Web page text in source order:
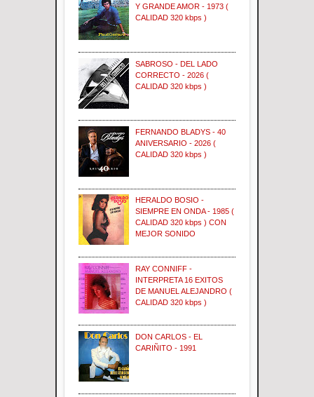
Y GRANDE AMOR - 1973 (
CALIDAD 320 kbps )
SABROSO - DEL LADO
CORRECTO - 2026 (
CALIDAD 320 kbps )
FERNANDO BLADYS - 40
ANIVERSARIO - 2026 (
CALIDAD 320 kbps )
HERALDO BOSIO -
SIEMPRE EN ONDA - 1985 (
CALIDAD 320 kbps ) CON
MEJOR SONIDO
RAY CONNIFF -
INTERPRETA 16 EXITOS
DE MANUEL ALEJANDRO (
CALIDAD 320 kbps )
DON CARLOS - EL
CARIÑITO - 1991